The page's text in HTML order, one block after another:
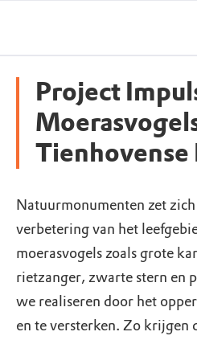
Project
Tienhovense
Natuurmonumenten zet
verbetering van het
moerasvogels zoals grote
rietzanger, zwarte stern en
we realiseren door het
en te versterken. Zo krijgen